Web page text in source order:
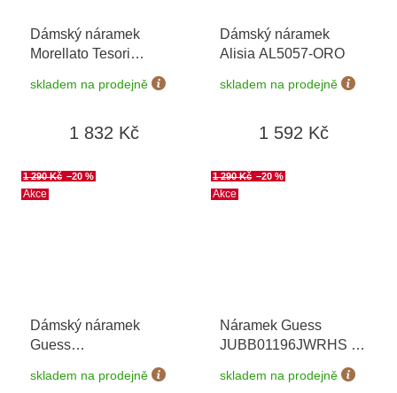
Dámský náramek
Morellato Tesori
skladem na prodejně
1 832 Kč
Dámský náramek
Alisia AL5057-ORO
skladem na prodejně
1 592 Kč
Akce
1 290 Kč –20 %
Dámský náramek
Guess
JUBB03399JWRHS
skladem na prodejně
Akce
1 290 Kč –20 %
Náramek Guess
JUBB01196JWRHS +
možnost výměny do 90
dní
skladem na prodejně